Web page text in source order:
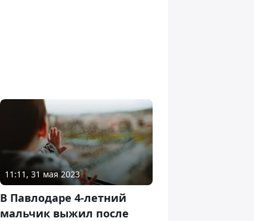
11:11, 31 мая 2023
В Павлодаре 4-летний
мальчик выжил после